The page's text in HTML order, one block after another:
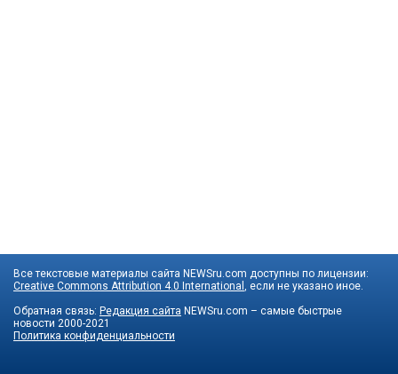
Все текстовые материалы сайта NEWSru.com доступны по лицензии:
Creative Commons Attribution 4.0 International , если не указано иное.
Обратная связь: Редакция сайта NEWSru.com – самые быстрые
новости 2000-2021
Политика конфиденциальности